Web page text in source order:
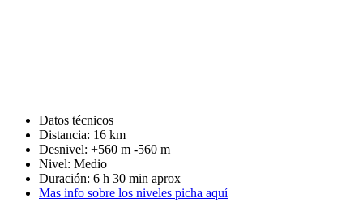
Datos técnicos
Distancia: 16 km
Desnivel: +560 m -560 m
Nivel: Medio
Duración: 6 h 30 min aprox
Mas info sobre los niveles picha aquí